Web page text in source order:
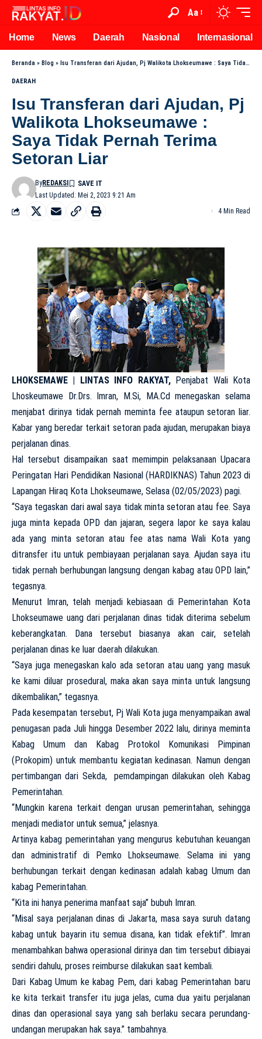
Aa
Home News Daerah Nasional Internasional
Beranda » Blog » Isu Transferan dari Ajudan, Pj Walikota Lhokseumawe : Saya Tidak Pernah Terima Setoran Liar
DAERAH
Isu Transferan dari Ajudan, Pj
Walikota Lhokseumawe :
Saya Tidak Pernah Terima
Setoran Liar
Last Updated: Mei 2, 2023 9:21 Am
ByREDAKSI
4 Min Read
LHOKSEMAWE | LINTAS INFO RAKYAT, Penjabat Wali Kota
Lhoskeumawe Dr.Drs. Imran, M.Si, MA.Cd menegaskan selama
menjabat dirinya tidak pernah meminta fee ataupun setoran liar.
Kabar yang beredar terkait setoran pada ajudan, merupakan biaya
perjalanan dinas.
Hal tersebut disampaikan saat memimpin pelaksanaan Upacara
Peringatan Hari Pendidikan Nasional (HARDIKNAS) Tahun 2023 di
Lapangan Hiraq Kota Lhokseumawe, Selasa (02/05/2023) pagi.
“Saya tegaskan dari awal saya tidak minta setoran atau fee. Saya
juga minta kepada OPD dan jajaran, segera lapor ke saya kalau
ada yang minta setoran atau fee atas nama Wali Kota yang
ditransfer itu untuk pembiayaan perjalanan saya. Ajudan saya itu
tidak pernah berhubungan langsung dengan kabag atau OPD lain,”
tegasnya.
Menurut Imran, telah menjadi kebiasaan di Pemerintahan Kota
Lhokseumawe uang dari perjalanan dinas tidak diterima sebelum
keberangkatan. Dana tersebut biasanya akan cair, setelah
perjalanan dinas ke luar daerah dilakukan.
“Saya juga menegaskan kalo ada setoran atau uang yang masuk
ke kami diluar prosedural, maka akan saya minta untuk langsung
dikembalikan,” tegasnya.
Pada kesempatan tersebut, Pj Wali Kota juga menyampaikan awal
penugasan pada Juli hingga Desember 2022 lalu, dirinya meminta
Kabag Umum dan Kabag Protokol Komunikasi Pimpinan
(Prokopim) untuk membantu kegiatan kedinasan. Namun dengan
pertimbangan dari Sekda, pemdampingan dilakukan oleh Kabag
Pemerintahan.
“Mungkin karena terkait dengan urusan pemerintahan, sehingga
menjadi mediator untuk semua,” jelasnya.
Artinya kabag pemerintahan yang mengurus kebutuhan keuangan
dan administratif di Pemko Lhokseumawe. Selama ini yang
berhubungan terkait dengan kedinasan adalah kabag Umum dan
kabag Pemerintahan.
“Kita ini hanya penerima manfaat saja” bubuh Imran.
“Misal saya perjalanan dinas di Jakarta, masa saya suruh datang
kabag untuk bayarin itu semua disana, kan tidak efektif”. Imran
menambahkan bahwa operasional dirinya dan tim tersebut dibiayai
sendiri dahulu, proses reimburse dilakukan saat kembali.
Dari Kabag Umum ke kabag Pem, dari kabag Pemerintahan baru
ke kita terkait transfer itu juga jelas, cuma dua yaitu perjalanan
dinas dan operasional saya yang sah berlaku secara perundang-
undangan merupakan hak saya.” tambahnya.